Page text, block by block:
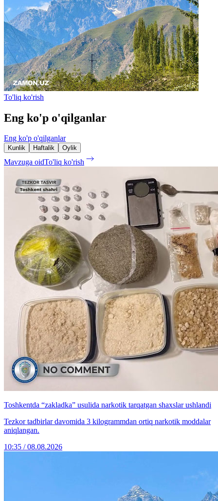
To'liq ko'rish
Eng ko'p o'qilganlar
Eng ko'p o'qilganlar
Kunlik Haftalik Oylik
Mavzuga oidTo'liq ko'rish
Toshkentda “zakladka” usulida narkotik tarqatgan shaxslar ushlandi
Tezkor tadbirlar davomida 3 kilogrammdan ortiq narkotik moddalar
aniqlangan.
10:35 / 08.08.2026